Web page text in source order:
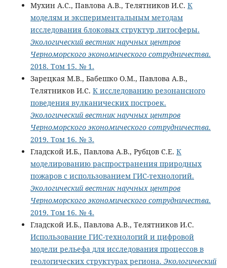
Мухин А.С., Павлова А.В., Телятников И.С. К
моделям и экспериментальным методам
исследования блоковых структур литосферы.
Экологический вестник научных центров
Черноморского экономического сотрудничества.
2018. Том 15. № 1.
Зарецкая М.В., Бабешко О.М., Павлова А.В.,
Телятников И.С. К исследованию резонансного
поведения вулканических построек.
Экологический вестник научных центров
Черноморского экономического сотрудничества.
2019. Том 16. № 3.
Гладской И.Б., Павлова А.В., Рубцов С.Е. К
моделированию распространения природных
пожаров с использованием ГИС-технологий.
Экологический вестник научных центров
Черноморского экономического сотрудничества.
2019. Том 16. № 4.
Гладской И.Б., Павлова А.В., Телятников И.С.
Использование ГИС-технологий и цифровой
модели рельефа для исследования процессов в
геологических структурах региона. Экологический